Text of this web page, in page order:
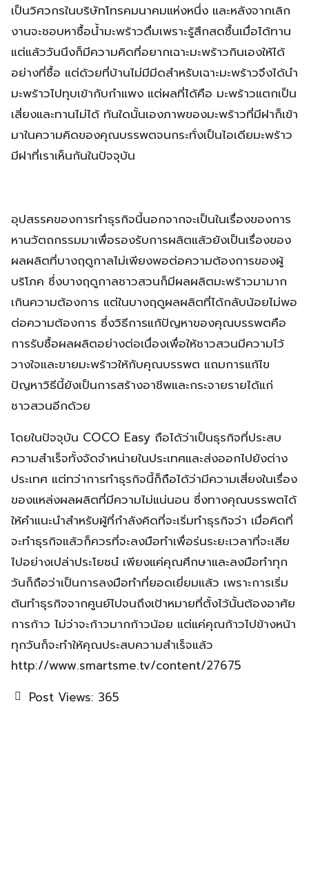
เป็นวิศวกรในบริษัทโทรคมนาคมแห่งหนึ่ง และหลังจากเลิก
งานจะชอบหาซื้อน้ำมะพร้าวดื่มเพราะรู้สึกสดชื้นเมื่อได้ทาน
แต่แล้ววันนึงก็มีความคิดที่อยากเฉาะมะพร้าวกินเองให้ได้
อย่างที่ซื้อ แต่ด้วยที่บ้านไม่มีมีดสำหรับเฉาะมะพร้าวจึงได้นำ
มะพร้าวไปทุบเข้ากับกำแพง แต่ผลที่ได้คือ มะพร้าวแตกเป็น
เสี่ยงและทานไม่ได้ ทันใดนั้นเองภาพของมะพร้าวที่มีฝาก็เข้า
มาในความคิดของคุณบรรพตจนกระทั่งเป็นไอเดียมะพร้าว
มีฝาที่เราเห็นกันในปัจจุบัน
อุปสรรคของการทำธุรกิจนี้นอกจากจะเป็นในเรื่องของการ
หานวัตถกรรมมาเพื่อรองรับการผลิตแล้วยังเป็นเรื่องของ
ผลผลิตที่บางฤดูกาลไม่เพียงพอต่อความต้องการของผู้
บริโภค ซึ่งบางฤดูกาลชาวสวนก็มีผลผลิตมะพร้าวมามาก
เกินความต้องการ แต่ในบางฤดูผลผลิตที่ได้กลับน้อยไม่พอ
ต่อความต้องการ ซึ่งวิธีการแก้ปัญหาของคุณบรรพตคือ
การรับซื้อผลผลิตอย่างต่อเนื่องเพื่อให้ชาวสวนมีความไว้
วางใจและขายมะพร้าวให้กับคุณบรรพต แถมการแก้ไข
ปัญหาวิธีนี้ยังเป็นการสร้างอาชีพและกระจายรายได้แก่
ชาวสวนอีกด้วย
โดยในปัจจุบัน COCO Easy ถือได้ว่าเป็นธุรกิจที่ประสบ
ความสำเร็จทั้งจัดจำหน่ายในประเทศและส่งออกไปยังต่าง
ประเทศ แต่ทว่าการทำธุรกิจนี้ก็ถือได้ว่ามีความเสี่ยงในเรื่อง
ของแหล่งผลผลิตที่มีความไม่แน่นอน ซึ่งทางคุณบรรพตได้
ให้คำแนะนำสำหรับผู้ที่กำลังคิดที่จะเริ่มทำธุรกิจว่า เมื่อคิดที่
จะทำธุรกิจแล้วก็ควรที่จะลงมือทำเพื่อร่นระยะเวลาที่จะเสีย
ไปอย่างเปล่าประโยชน๋ เพียงแค่คุณศึกษาและลงมือทำทุก
วันก็ถือว่าเป็นการลงมือทำที่ยอดเยี่ยมแล้ว เพราะการเริ่ม
ต้นทำธุรกิจจากศูนย์ไปจนถึงเป้าหมายที่ตั้งไว้นั้นต้องอาศัย
การก้าว ไม่ว่าจะก้าวมากก้าวน้อย แต่แค่คุณก้าวไปข้างหน้า
ทุกวันก็จะทำให้คุณประสบความสำเร็จแล้ว
http://www.smartsme.tv/content/27675
Post Views: 365